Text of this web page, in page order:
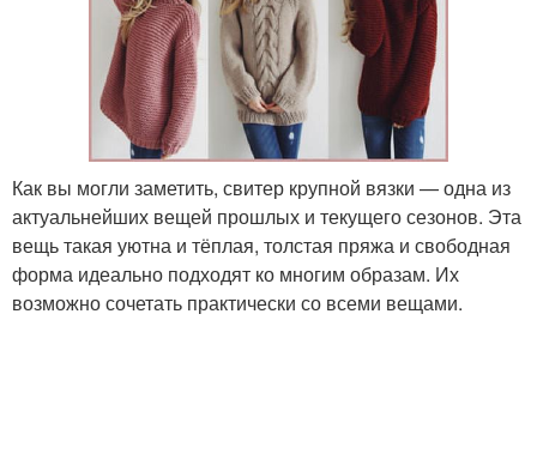
Как вы могли заметить, свитер крупной вязки — одна из
актуальнейших вещей прошлых и текущего сезонов. Эта
вещь такая уютна и тёплая, толстая пряжа и свободная
форма идеально подходят ко многим образам. Их
возможно сочетать практически со всеми вещами.